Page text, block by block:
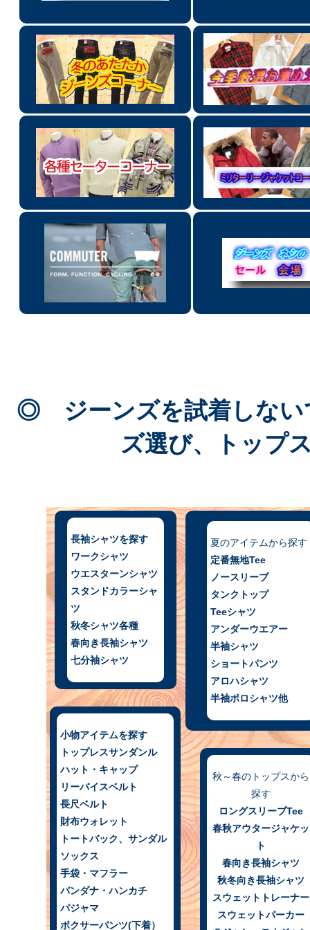
◎ ジーンズを試着しない
ズ選び、トップ
長袖シャツを探す
ワークシャツ
ウエスターンシャツ
スタンドカラーシャ
ツ
秋冬シャツ各種
春向き長袖シャツ
七分袖シャツ
小物アイテムを探す
トップレスサンダンル
ハット・キャップ
リーバイスベルト
長尺ベルト
財布ウォレット
トートバック、サンダル
ソックス
手袋・マフラー
バンダナ・ハンカチ
パジャマ
ボクサーパンツ(下着）
夏のアイテムから探す
定番無地Tee
ノースリーブ
タンクトップ
Teeシャツ
アンダーウエアー
半袖シャツ
ショートパンツ
アロハシャツ
半袖ポロシャツ他
秋～春のトップスから
探す
ロングスリーブTee
春秋アウタージャケッ
ト
春向き長袖シャツ
秋冬向き長袖シャツ
スウェットトレーナー
スウェットパーカー